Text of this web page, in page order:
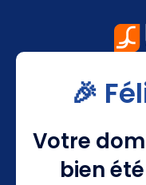
🎉
Votre
bien